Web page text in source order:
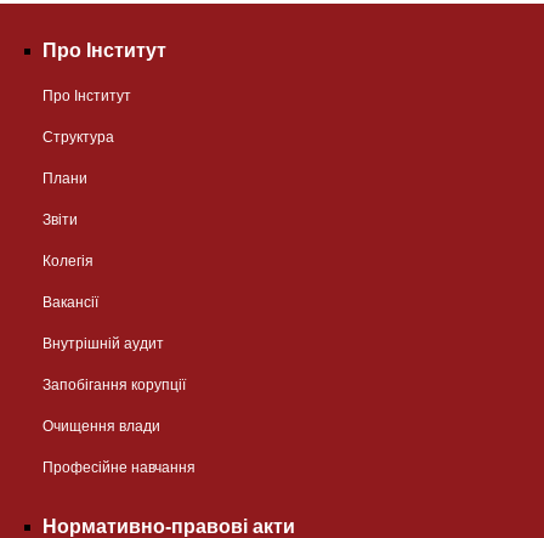
Про Інститут
Про Інститут
Структура
Плани
Звіти
Колегія
Вакансії
Внутрішній аудит
Запобігання корупції
Очищення влади
Професійне навчання
Нормативно-правові акти